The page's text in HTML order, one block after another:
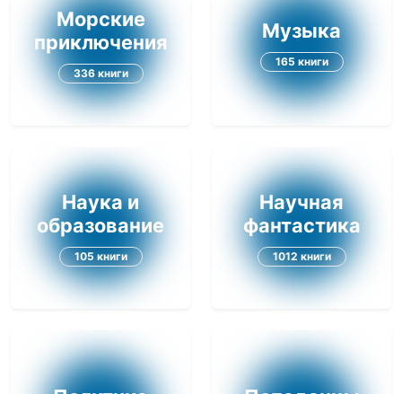
Морские
приключения
336 книги
Музыка
165 книги
Наука и
образование
105 книги
Научная
фантастика
1012 книги